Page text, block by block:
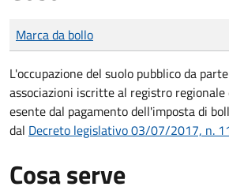
Tipo di pagamento
Importo
Marca da bollo
L'occupazione del suolo pubblico da
associazioni iscritte al registro
esente dal pagamento dell'imposta di
dal Decreto legislativo 03/07/2017, n.
Cosa serve